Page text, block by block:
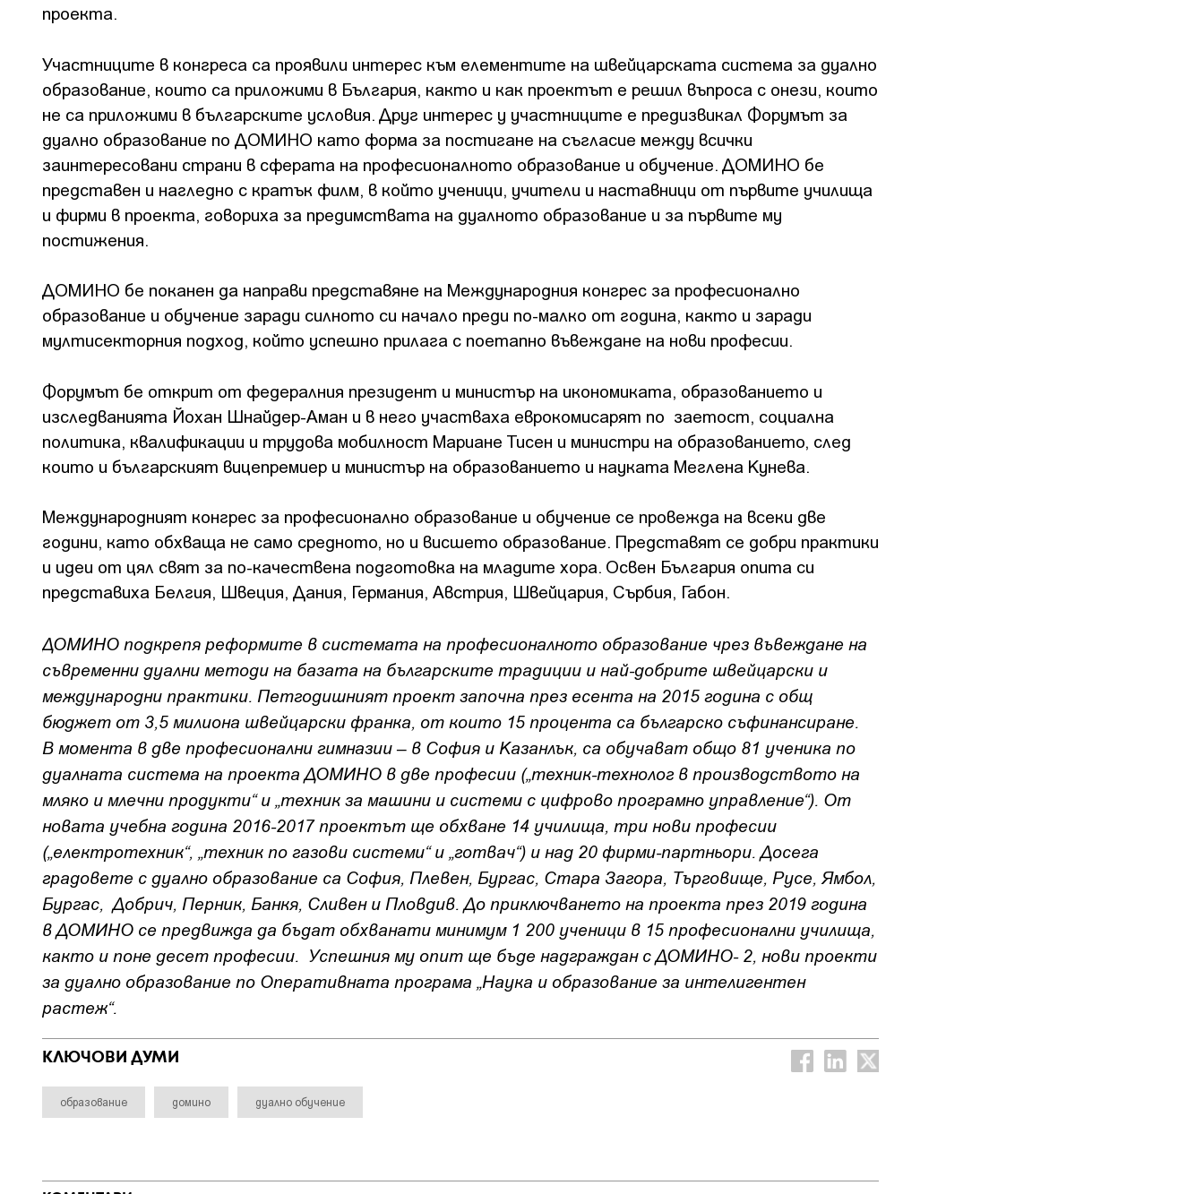
проекта.
Участниците в конгреса са проявили интерес към елементите на швейцарската система за дуално
образование, които са приложими в България, както и как проектът е решил въпроса с онези, които
не са приложими в българските условия. Друг интерес у участниците е предизвикал Форумът за
дуално образование по ДОМИНО като форма за постигане на съгласие между всички
заинтересовани страни в сферата на професионалното образование и обучение. ДОМИНО бе
представен и нагледно с кратък филм, в който ученици, учители и наставници от първите училища
и фирми в проекта, говориха за предимствата на дуалното образование и за първите му
постижения.
ДОМИНО бе поканен да направи представяне на Международния конгрес за професионално
образование и обучение заради силното си начало преди по-малко от година, както и заради
мултисекторния подход, който успешно прилага с поетапно въвеждане на нови професии.
Форумът бе открит от федералния президент и министър на икономиката, образованието и
изследванията Йохан Шнайдер-Аман и в него участваха еврокомисарят по заетост, социална
политика, квалификации и трудова мобилност Мариане Тисен и министри на образованието, след
които и българският вицепремиер и министър на образованието и науката Меглена Кунева.
Международният конгрес за професионално образование и обучение се провежда на всеки две
години, като обхваща не само средното, но и висшето образование. Представят се добри практики
и идеи от цял свят за по-качествена подготовка на младите хора. Освен България опита си
представиха Белгия, Швеция, Дания, Германия, Австрия, Швейцария, Сърбия, Габон.
ДОМИНО подкрепя реформите в системата на професионалното образование чрез въвеждане на
съвременни дуални методи на базата на българските традиции и най-добрите швейцарски и
международни практики. Петгодишният проект започна през есента на 2015 година с общ
бюджет от 3,5 милиона швейцарски франка, от които 15 процента са българско съфинансиране.
В момента в две професионални гимназии – в София и Казанлък, са обучават общо 81 ученика по
дуалната система на проекта ДОМИНО в две професии („техник-технолог в производството на
мляко и млечни продукти“ и „техник за машини и системи с цифрово програмно управление“). От
новата учебна година 2016-2017 проектът ще обхване 14 училища, три нови професии
(„електротехник“, „техник по газови системи“ и „готвач“) и над 20 фирми-партньори. Досега
градовете с дуално образование са София, Плевен, Бургас, Стара Загора, Търговище, Русе, Ямбол,
Бургас, Добрич, Перник, Банкя, Сливен и Пловдив. До приключването на проекта през 2019 година
в ДОМИНО се предвижда да бъдат обхванати минимум 1 200 ученици в 15 професионални училища,
както и поне десет професии. Успешния му опит ще бъде надграждан с ДОМИНО- 2, нови проекти
за дуално образование по Оперативната програма „Наука и образование за интелигентен
растеж“.
КЛЮЧОВИ ДУМИ
образование домино дуално обучение